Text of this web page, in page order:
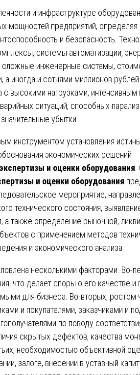
и инфраструктуре
мощностей предприятий, определяя
и безопасность.
системы автоматизации,
сложные инженерные системы,
а иногда и сотнями миллионов
с высокими нагрузками, интенсивным
ситуаций, способных
убытки.
инструментом установления
экономических решений
и оценки оборудования
и оценки оборудования
мероприятие,
технического состояния,
а также определение рыночной,
с применением методов
и экономического анализа.
несколькими факторами. Во-
что делает споры о его качестве и
для бизнеса. Во-вторых, ростом
и покупателями, заказчиками и
по поводу
скрытых дефектов, качества
необходимостью объективной
залоге, внесении в уставный